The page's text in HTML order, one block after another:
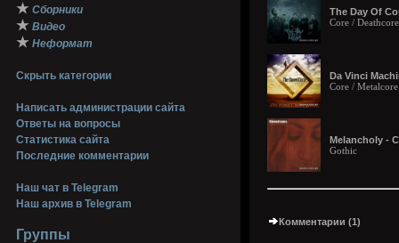
★ Сборники
★ Видео
★ Неформат
Скрыть категории
Написать администрации сайта
Ответы на вопросы
Статистика сайта
Последние комментарии
Наш чат в Telegram
Наш архив в Telegram
Группы
The Day Of
Core /
Da Vinci
Core / Metalcore
Melancholy -
Gothic
Комментарии (1)